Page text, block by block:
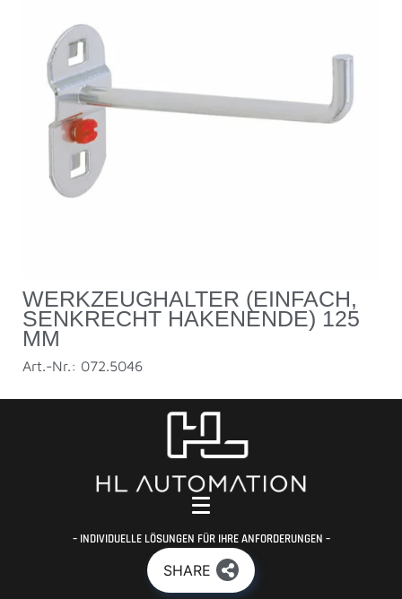
WERKZEUGHALTER (EINFACH,
SENKRECHT HAKENENDE) 125
MM
Art.-Nr.: 072.5046
– INDIVIDUELLE LÖSUNGEN FÜR IHRE ANFORDERUNGEN –
SHARE